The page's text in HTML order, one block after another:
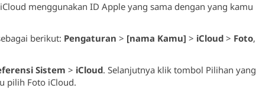
menggunakan ID Apple yang sama dengan yang kamu
berikut: Pengaturan > [nama Kamu] > iCloud > Foto,
Sistem > iCloud. Selanjutnya klik tombol Pilihan yang
pilih Foto iCloud.